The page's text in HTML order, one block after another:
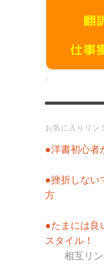
お気に入りリン
●洋書初心者
●挫折しない
方
●たまには良
スタイル！
相互リン